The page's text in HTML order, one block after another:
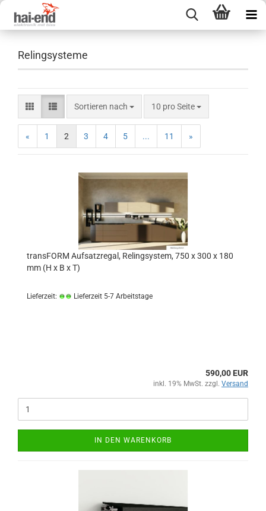
Relingsysteme
Sortieren nach
Sortieren nach 10 pro Seite
pro Seite
« 1 2 3 4 5 ... 11 »
transFORM Aufsatzregal, Relingsystem, 750 x 300 x 180
mm (H x B x T)
Lieferzeit: Lieferzeit 5-7 Arbeitstage
590,00 EUR
inkl. 19% MwSt. zzgl. Versand
IN DEN WARENKORB